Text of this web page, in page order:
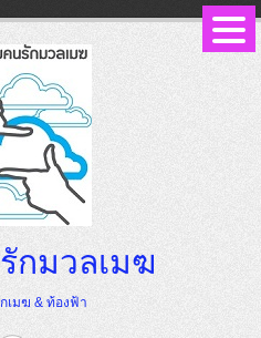
กมวลเมฆ
เมฆ & ท้องฟ้า